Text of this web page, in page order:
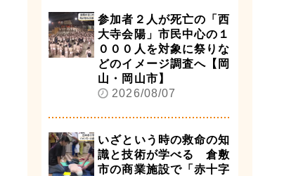
参加者２人が死亡の「西
大寺会陽」市民中心の１
０００人を対象に祭りな
どのイメージ調査へ【岡
山・岡山市】
2026/08/07
いざという時の救命の知
識と技術が学べる 倉敷
市の商業施設で「赤十字